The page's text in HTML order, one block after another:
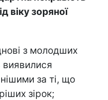
віку зоряної
з молодших
виявилися
за ті, що
зірок;